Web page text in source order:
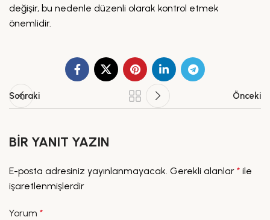
değişir, bu nedenle düzenli olarak kontrol etmek
önemlidir.
Sonraki Önceki
BIR YANIT YAZIN
E-posta adresiniz yayınlanmayacak. Gerekli alanlar * ile
işaretlenmişlerdir
Yorum *